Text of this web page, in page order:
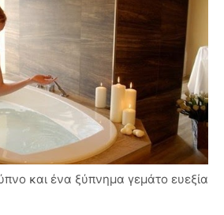
και ένα ξύπνημα γεμάτο ευεξία